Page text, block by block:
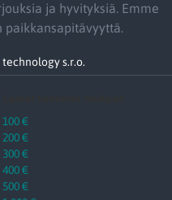
ja hyvityksiä. Emme
technology s.r.o.
100 €
200 €
300 €
400 €
500 €